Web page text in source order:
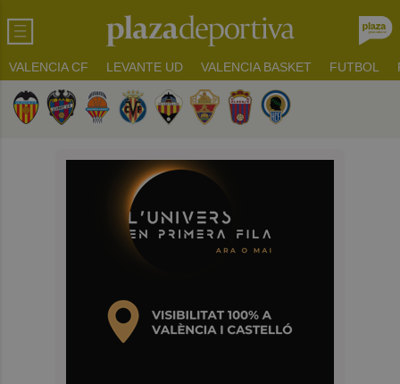
VALENCIA CF LEVANTE UD VALENCIA BASKET FUTBOL